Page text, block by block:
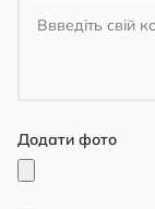
Додати фото